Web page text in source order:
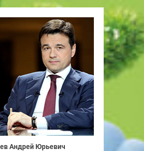
Андрей Юрьевич